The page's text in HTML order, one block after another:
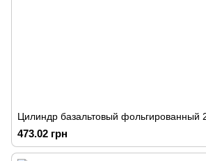
Цилиндр базальтовый фольгированный
473.02 грн